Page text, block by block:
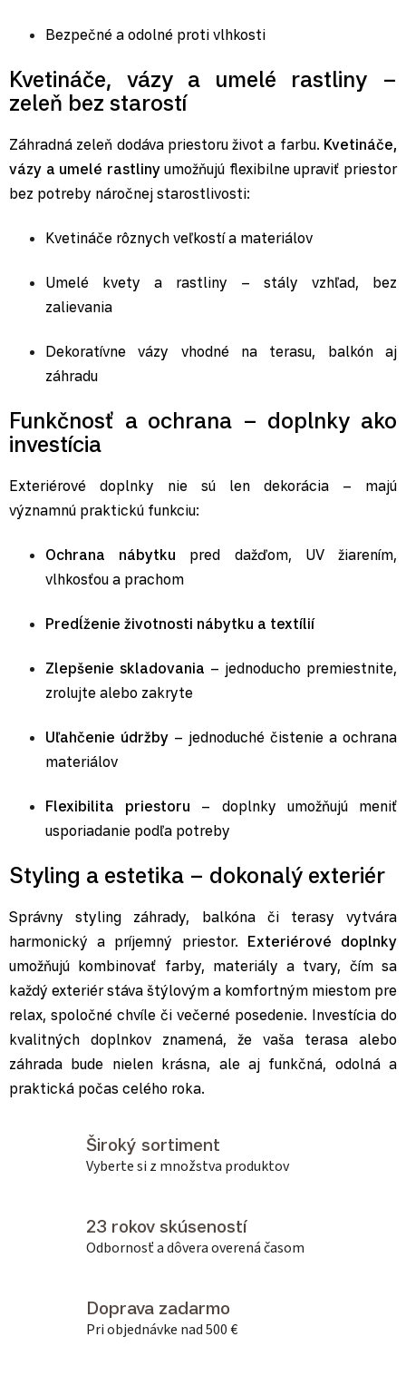
Bezpečné a odolné proti vlhkosti
Kvetináče, vázy a umelé rastliny –
zeleň bez starostí
Záhradná zeleň dodáva priestoru život a farbu. Kvetináče,
vázy a umelé rastlinyumožňujú flexibilne upraviť priestor
bez potreby náročnej starostlivosti:
Kvetináče rôznych veľkostí a materiálov
Umelé kvety a rastliny – stály vzhľad, bez
zalievania
Dekoratívne vázy vhodné na terasu, balkón aj
záhradu
Funkčnosť a ochrana – doplnky ako
investícia
Exteriérové doplnky nie sú len dekorácia – majú
významnú praktickú funkciu:
Ochrana nábytku pred dažďom, UV žiarením,
vlhkosťou a prachom
Predĺženie životnosti nábytku a textílií
Zlepšenie skladovania – jednoducho premiestnite,
zrolujte alebo zakryte
Uľahčenie údržby – jednoduché čistenie a ochrana
materiálov
Flexibilita priestoru – doplnky umožňujú meniť
usporiadanie podľa potreby
Styling a estetika – dokonalý exteriér
Správny styling záhrady, balkóna či terasy vytvára
harmonický a príjemný priestor. Exteriérové doplnky
umožňujú kombinovať farby, materiály a tvary, čím sa
každý exteriér stáva štýlovým a komfortným miestom pre
relax, spoločné chvíle či večerné posedenie. Investícia do
kvalitných doplnkov znamená, že vaša terasa alebo
záhrada bude nielen krásna, ale aj funkčná, odolná a
praktická počas celého roka.
Široký sortiment
Vyberte si z množstva produktov
23 rokov skúseností
Odbornosť a dôvera overená časom
Doprava zadarmo
Pri objednávke nad 500 €